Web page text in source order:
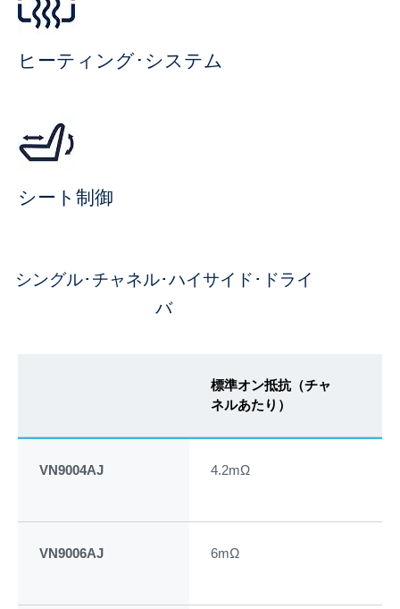
ヒーティング･システム
シート制御
シングル･チャネル･ハイサイド･ドライ
バ
標準オン抵抗（チャ
ネルあたり）
VN9004AJ 4.2mΩ
VN9006AJ 6mΩ